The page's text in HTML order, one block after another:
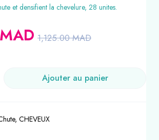
et densifient la chevelure, 28 unites.
1,125.00MAD
MAD
Ajouter au panier
, CHEVEUX